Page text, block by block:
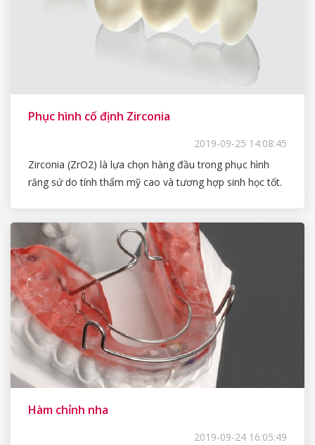
Phục hình cố định Zirconia
2019-09-25 14:08:45
Zirconia (ZrO2) là lựa chọn hàng đầu trong phục hình
răng sứ do tính thẩm mỹ cao và tương hợp sinh học tốt.
Hàm chỉnh nha
2019-09-24 16:05:49